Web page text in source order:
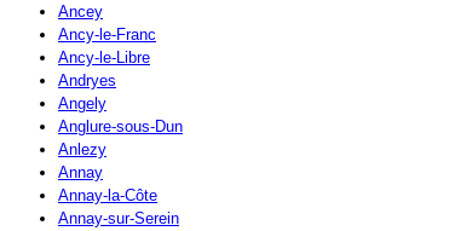
Ancey
Ancy-le-Franc
Ancy-le-Libre
Andryes
Angely
Anglure-sous-Dun
Anlezy
Annay
Annay-la-Côte
Annay-sur-Serein